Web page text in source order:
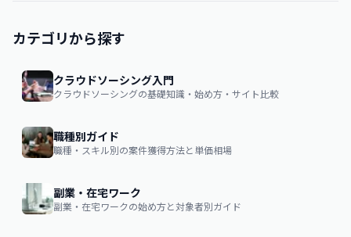
カテゴリから探す
クラウドソーシング入門
クラウドソーシングの基礎知識・始め方・サイト比較
職種別ガイド
職種・スキル別の案件獲得方法と単価相場
副業・在宅ワーク
副業・在宅ワークの始め方と対象者別ガイド